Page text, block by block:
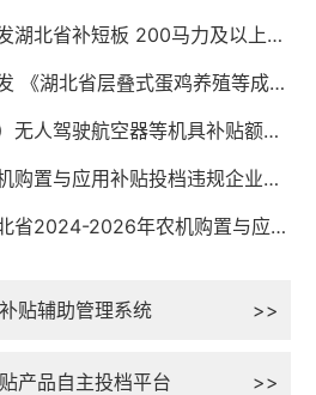
省农业农村厅关于印发湖北省补短板 200马力及以上无级变速高端智能拖拉机 购置与应用补贴实施方案的通知
省农业农村厅关于印发 《湖北省层叠式蛋鸡养殖等成套设施 装备补贴试点实施方案》的通知
关于调整农用（植保）无人驾驶航空器等机具补贴额一览表的公示
省农业农村厅关于农机购置与应用补贴投档违规企业处理情况的通报
省农业农村厅关于湖北省2024-2026年农机购置与应用补贴机具补贴额一览表（2025年第二次调整）的通告
贴辅助管理系统 >>
产品自主投档平台 >>